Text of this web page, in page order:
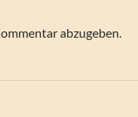
abzugeben.